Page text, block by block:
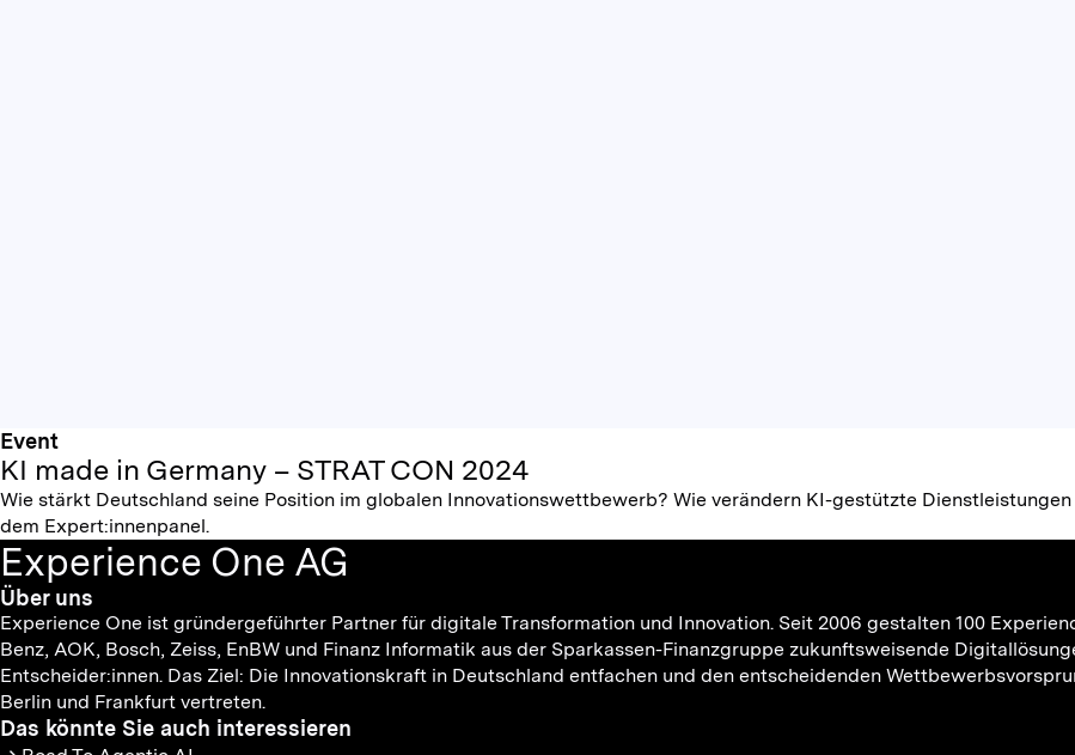
Event
KI made in Germany – STRAT CON 2024
Wie stärkt Deutschland seine Position im globalen Innovationswettbewerb? Wie verändern KI-gestützte
dem Expert:innenpanel.
Experience One AG
Über uns
Experience One ist gründergeführter Partner für digitale Transformation und Innovation. Seit 2006 gestalten 100
Benz, AOK, Bosch, Zeiss, EnBW und Finanz Informatik aus der Sparkassen-Finanzgruppe zukunftsweisende
Entscheider:innen. Das Ziel: Die Innovationskraft in Deutschland entfachen und den entscheidenden
Berlin und Frankfurt vertreten.
Das könnte Sie auch interessieren